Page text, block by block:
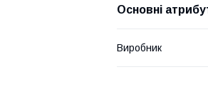
Основні
Виробник